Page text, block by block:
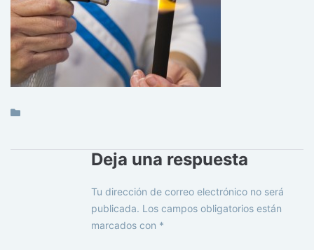
Deja una respuesta
Tu dirección de correo electrónico no será
publicada. Los campos obligatorios están
marcados con *